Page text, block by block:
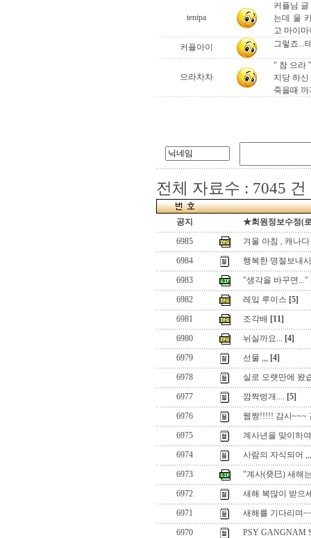
tenipa
커플님
는데 울
고 마이
커플아이
그렇죠...
으라차차
" 참 으라 "
지당 하
죽을때
전체 자료수 : 7045 건
공지
★회원정보수정(
6985
겨울 아침 , 캐나
6984
행복한 명절보내
6983
"생각을 바꾸면..."
6982
레잌 루이스 [5]
6981
조각배 [11]
6980
뉘실까요... [4]
6979
선물 ,,, [4]
6978
실로 오랫만에 왔
6977
깜짝벙개.... [5]
6976
웹짱!!!!! 감사~~~
6975
계사년을 맞이하여
6974
사람의 자식되어
6973
"계사(癸巳) 새해
6972
새해 복많이 받으
6971
새해를 기다리며
6970
PSY GANGNAM